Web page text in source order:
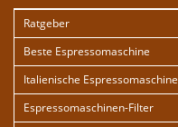
Ratgeber
Beste Espressomaschine
Italienische Espressomaschine
Espressomaschinen-Filter